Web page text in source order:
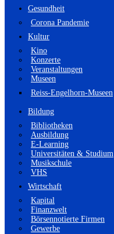
Gesundheit
Corona Pandemie
Kultur
Kino
Konzerte
Veranstaltungen
Museen
Reiss-Engelhorn-Museen
Bildung
Bibliotheken
Ausbildung
E-Learning
Universitäten & Studium
Musikschule
VHS
Wirtschaft
Kapital
Finanzwelt
Börsennotierte Firmen
Gewerbe